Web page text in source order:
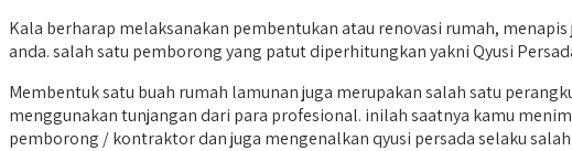
Kala berharap melaksanakan pembentukan atau renovasi rumah,
anda. salah satu pemborong yang patut diperhitungkan yakni Qyusi
Membentuk satu buah rumah lamunan juga merupakan salah satu
menggunakan tunjangan dari para profesional. inilah saatnya kamu
pemborong / kontraktor dan juga mengenalkan qyusi persada selaku